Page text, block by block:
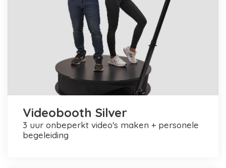
Videobooth Silver
3 uur onbeperkt video's maken + personele
begeleiding